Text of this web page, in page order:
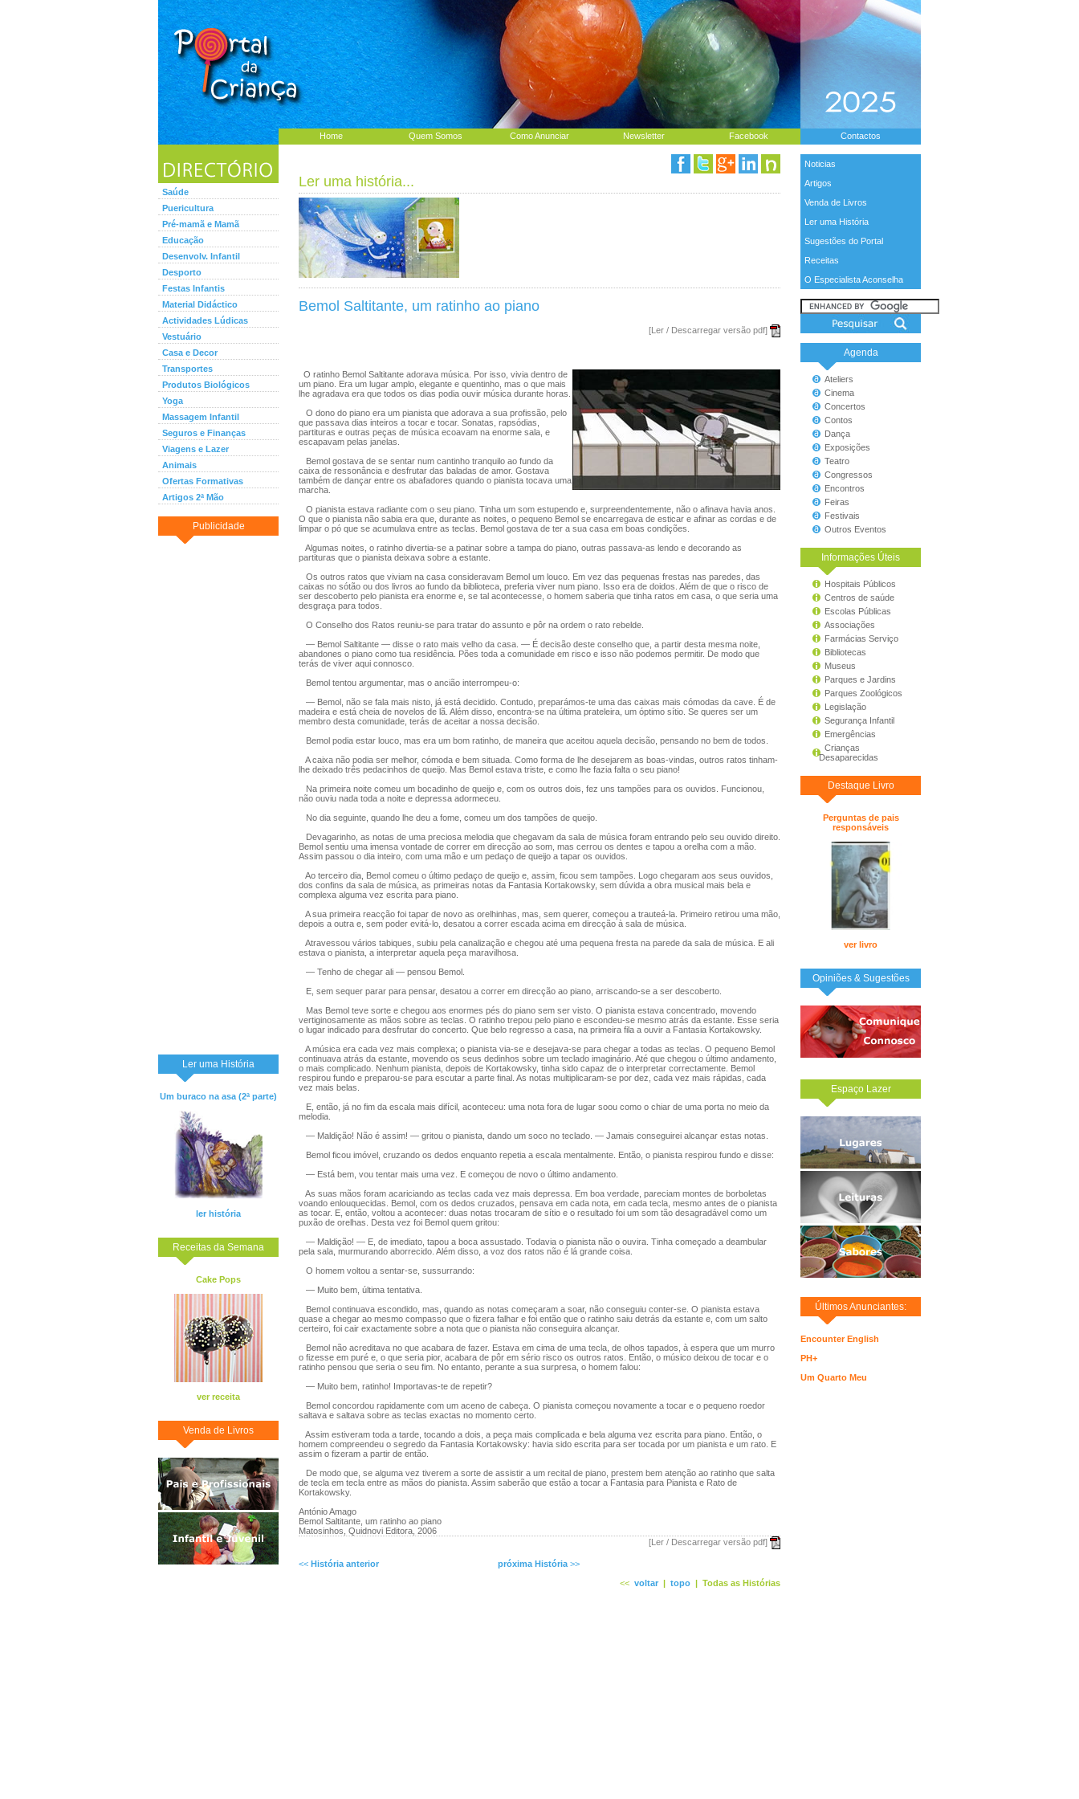
Home Quem Somos Como Anunciar Newsletter Facebook Contactos
Saúde
Puericultura
Pré-mamã e Mamã
Educação
Desenvolv. Infantil
Desporto
Festas Infantis
Material Didáctico
Actividades Lúdicas
Vestuário
Casa e Decor
Transportes
Produtos Biológicos
Yoga
Massagem Infantil
Seguros e Finanças
Viagens e Lazer
Animais
Ofertas Formativas
Artigos 2ª Mão
Publicidade
Ler uma História
Um buraco na asa (2ª parte)
ler história
Receitas da Semana
Cake Pops
ver receita
Venda de Livros
Noticias
Artigos
Venda de Livros
Ler uma História
Sugestões do Portal
Receitas
O Especialista Aconselha
Agenda
Ateliers
Cinema
Concertos
Contos
Dança
Exposições
Teatro
Congressos
Encontros
Feiras
Festivais
Outros Eventos
Informações Úteis
Hospitais Públicos
Centros de saúde
Escolas Públicas
Associações
Farmácias Serviço
Bibliotecas
Museus
Parques e Jardins
Parques Zoológicos
Legislação
Segurança Infantil
Emergências
Crianças
Desaparecidas
Destaque Livro
Perguntas de pais
responsáveis
ver livro
Opiniões & Sugestões
Espaço Lazer
Últimos Anunciantes:
Encounter English
PH+
Um Quarto Meu
Ler uma história...
Bemol Saltitante, um ratinho ao piano
[Ler / Descarregar versão pdf]
O ratinho Bemol Saltitante adorava música. Por isso, vivia dentro de
um piano. Era um lugar amplo, elegante e quentinho, mas o que mais
lhe agradava era que todos os dias podia ouvir música durante horas.
O dono do piano era um pianista que adorava a sua profissão, pelo
que passava dias inteiros a tocar e tocar. Sonatas, rapsódias,
partituras e outras peças de música ecoavam na enorme sala, e
escapavam pelas janelas.
Bemol gostava de se sentar num cantinho tranquilo ao fundo da
caixa de ressonância e desfrutar das baladas de amor. Gostava
também de dançar entre os abafadores quando o pianista tocava uma
marcha.
O pianista estava radiante com o seu piano. Tinha um som estupendo e, surpreendentemente, não o afinava havia anos.
O que o pianista não sabia era que, durante as noites, o pequeno Bemol se encarregava de esticar e afinar as cordas e de
limpar o pó que se acumulava entre as teclas. Bemol gostava de ter a sua casa em boas condições.
Algumas noites, o ratinho divertia-se a patinar sobre a tampa do piano, outras passava-as lendo e decorando as
partituras que o pianista deixava sobre a estante.
Os outros ratos que viviam na casa consideravam Bemol um louco. Em vez das pequenas frestas nas paredes, das
caixas no sótão ou dos livros ao fundo da biblioteca, preferia viver num piano. Isso era de doidos. Além de que o risco de
ser descoberto pelo pianista era enorme e, se tal acontecesse, o homem saberia que tinha ratos em casa, o que seria uma
desgraça para todos.
O Conselho dos Ratos reuniu-se para tratar do assunto e pôr na ordem o rato rebelde.
— Bemol Saltitante — disse o rato mais velho da casa. — É decisão deste conselho que, a partir desta mesma noite,
abandones o piano como tua residência. Pões toda a comunidade em risco e isso não podemos permitir. De modo que
terás de viver aqui connosco.
Bemol tentou argumentar, mas o ancião interrompeu-o:
— Bemol, não se fala mais nisto, já está decidido. Contudo, preparámos-te uma das caixas mais cómodas da cave. É de
madeira e está cheia de novelos de lã. Além disso, encontra-se na última prateleira, um óptimo sítio. Se queres ser um
membro desta comunidade, terás de aceitar a nossa decisão.
Bemol podia estar louco, mas era um bom ratinho, de maneira que aceitou aquela decisão, pensando no bem de todos.
A caixa não podia ser melhor, cómoda e bem situada. Como forma de lhe desejarem as boas-vindas, outros ratos tinham-
lhe deixado três pedacinhos de queijo. Mas Bemol estava triste, e como lhe fazia falta o seu piano!
Na primeira noite comeu um bocadinho de queijo e, com os outros dois, fez uns tampões para os ouvidos. Funcionou,
não ouviu nada toda a noite e depressa adormeceu.
No dia seguinte, quando lhe deu a fome, comeu um dos tampões de queijo.
Devagarinho, as notas de uma preciosa melodia que chegavam da sala de música foram entrando pelo seu ouvido direito.
Bemol sentiu uma imensa vontade de correr em direcção ao som, mas cerrou os dentes e tapou a orelha com a mão.
Assim passou o dia inteiro, com uma mão e um pedaço de queijo a tapar os ouvidos.
Ao terceiro dia, Bemol comeu o último pedaço de queijo e, assim, ficou sem tampões. Logo chegaram aos seus ouvidos,
dos confins da sala de música, as primeiras notas da Fantasia Kortakowsky, sem dúvida a obra musical mais bela e
complexa alguma vez escrita para piano.
A sua primeira reacção foi tapar de novo as orelhinhas, mas, sem querer, começou a trauteá-la. Primeiro retirou uma mão,
depois a outra e, sem poder evitá-lo, desatou a correr escada acima em direcção à sala de música.
Atravessou vários tabiques, subiu pela canalização e chegou até uma pequena fresta na parede da sala de música. E ali
estava o pianista, a interpretar aquela peça maravilhosa.
— Tenho de chegar ali — pensou Bemol.
E, sem sequer parar para pensar, desatou a correr em direcção ao piano, arriscando-se a ser descoberto.
Mas Bemol teve sorte e chegou aos enormes pés do piano sem ser visto. O pianista estava concentrado, movendo
vertiginosamente as mãos sobre as teclas. O ratinho trepou pelo piano e escondeu-se mesmo atrás da estante. Esse seria
o lugar indicado para desfrutar do concerto. Que belo regresso a casa, na primeira fila a ouvir a Fantasia Kortakowsky.
A música era cada vez mais complexa; o pianista via-se e desejava-se para chegar a todas as teclas. O pequeno Bemol
continuava atrás da estante, movendo os seus dedinhos sobre um teclado imaginário. Até que chegou o último andamento,
o mais complicado. Nenhum pianista, depois de Kortakowsky, tinha sido capaz de o interpretar correctamente. Bemol
respirou fundo e preparou-se para escutar a parte final. As notas multiplicaram-se por dez, cada vez mais rápidas, cada
vez mais belas.
E, então, já no fim da escala mais difícil, aconteceu: uma nota fora de lugar soou como o chiar de uma porta no meio da
melodia.
— Maldição! Não é assim! — gritou o pianista, dando um soco no teclado. — Jamais conseguirei alcançar estas notas.
Bemol ficou imóvel, cruzando os dedos enquanto repetia a escala mentalmente. Então, o pianista respirou fundo e disse:
— Está bem, vou tentar mais uma vez. E começou de novo o último andamento.
As suas mãos foram acariciando as teclas cada vez mais depressa. Em boa verdade, pareciam montes de borboletas
voando enlouquecidas. Bemol, com os dedos cruzados, pensava em cada nota, em cada tecla, mesmo antes de o pianista
as tocar. E, então, voltou a acontecer: duas notas trocaram de sítio e o resultado foi um som tão desagradável como um
puxão de orelhas. Desta vez foi Bemol quem gritou:
— Maldição! — E, de imediato, tapou a boca assustado. Todavia o pianista não o ouvira. Tinha começado a deambular
pela sala, murmurando aborrecido. Além disso, a voz dos ratos não é lá grande coisa.
O homem voltou a sentar-se, sussurrando:
— Muito bem, última tentativa.
Bemol continuava escondido, mas, quando as notas começaram a soar, não conseguiu conter-se. O pianista estava
quase a chegar ao mesmo compasso que o fizera falhar e foi então que o ratinho saiu detrás da estante e, com um salto
certeiro, foi cair exactamente sobre a nota que o pianista não conseguira alcançar.
Bemol não acreditava no que acabara de fazer. Estava em cima de uma tecla, de olhos tapados, à espera que um murro
o fizesse em puré e, o que seria pior, acabara de pôr em sério risco os outros ratos. Então, o músico deixou de tocar e o
ratinho pensou que seria o seu fim. No entanto, perante a sua surpresa, o homem falou:
— Muito bem, ratinho! Importavas-te de repetir?
Bemol concordou rapidamente com um aceno de cabeça. O pianista começou novamente a tocar e o pequeno roedor
saltava e saltava sobre as teclas exactas no momento certo.
Assim estiveram toda a tarde, tocando a dois, a peça mais complicada e bela alguma vez escrita para piano. Então, o
homem compreendeu o segredo da Fantasia Kortakowsky: havia sido escrita para ser tocada por um pianista e um rato. E
assim o fizeram a partir de então.
De modo que, se alguma vez tiverem a sorte de assistir a um recital de piano, prestem bem atenção ao ratinho que salta
de tecla em tecla entre as mãos do pianista. Assim saberão que estão a tocar a Fantasia para Pianista e Rato de
Kortakowsky.
António Amago
Bemol Saltitante, um ratinho ao piano
Matosinhos, Quidnovi Editora, 2006
[Ler / Descarregar versão pdf]
<< História anterior próxima História >>
<< voltar | topo | Todas as Histórias